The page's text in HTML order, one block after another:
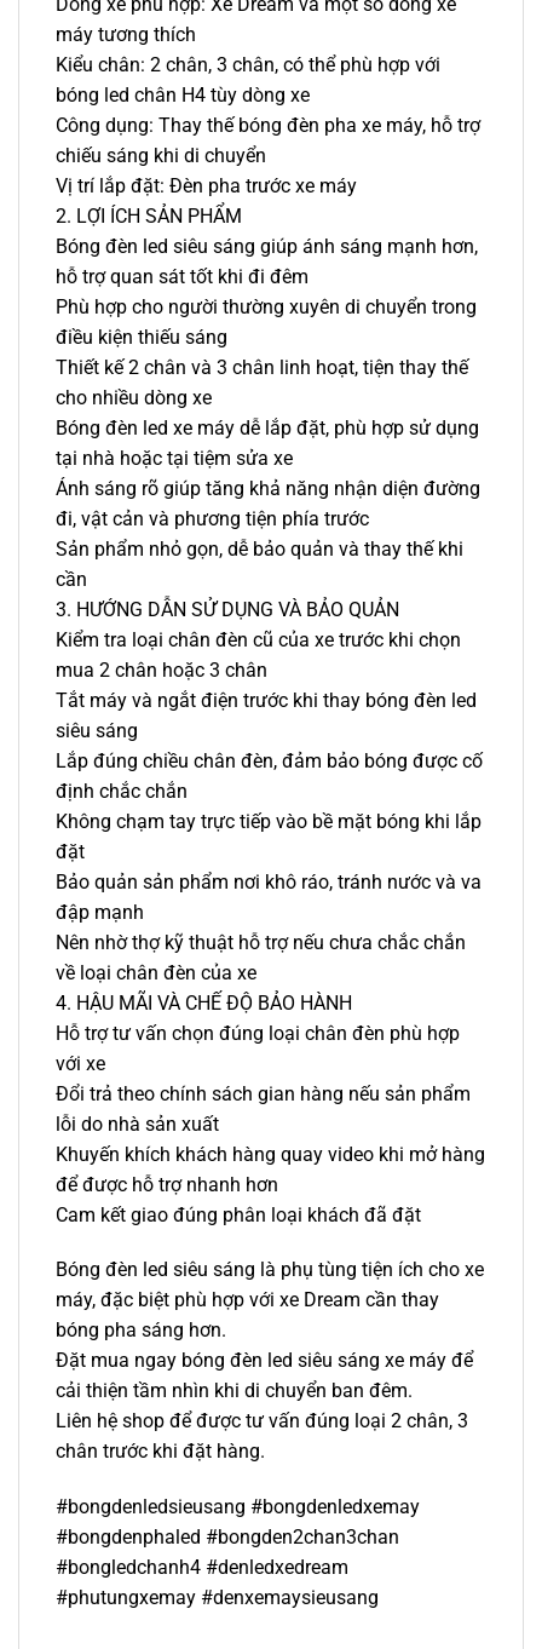
máy tương thích
Kiểu chân: 2 chân, 3 chân, có thể phù hợp với
bóng led chân H4 tùy dòng xe
Công dụng: Thay thế bóng đèn pha xe máy, hỗ trợ
chiếu sáng khi di chuyển
Vị trí lắp đặt: Đèn pha trước xe máy
2. LỢI ÍCH SẢN PHẨM
Bóng đèn led siêu sáng giúp ánh sáng mạnh hơn,
hỗ trợ quan sát tốt khi đi đêm
Phù hợp cho người thường xuyên di chuyển trong
điều kiện thiếu sáng
Thiết kế 2 chân và 3 chân linh hoạt, tiện thay thế
cho nhiều dòng xe
Bóng đèn led xe máy dễ lắp đặt, phù hợp sử dụng
tại nhà hoặc tại tiệm sửa xe
Ánh sáng rõ giúp tăng khả năng nhận diện đường
đi, vật cản và phương tiện phía trước
Sản phẩm nhỏ gọn, dễ bảo quản và thay thế khi
cần
3. HƯỚNG DẪN SỬ DỤNG VÀ BẢO QUẢN
Kiểm tra loại chân đèn cũ của xe trước khi chọn
mua 2 chân hoặc 3 chân
Tắt máy và ngắt điện trước khi thay bóng đèn led
siêu sáng
Lắp đúng chiều chân đèn, đảm bảo bóng được cố
định chắc chắn
Không chạm tay trực tiếp vào bề mặt bóng khi lắp
đặt
Bảo quản sản phẩm nơi khô ráo, tránh nước và va
đập mạnh
Nên nhờ thợ kỹ thuật hỗ trợ nếu chưa chắc chắn
về loại chân đèn của xe
4. HẬU MÃI VÀ CHẾ ĐỘ BẢO HÀNH
Hỗ trợ tư vấn chọn đúng loại chân đèn phù hợp
với xe
Đổi trả theo chính sách gian hàng nếu sản phẩm
lỗi do nhà sản xuất
Khuyến khích khách hàng quay video khi mở hàng
để được hỗ trợ nhanh hơn
Cam kết giao đúng phân loại khách đã đặt
Bóng đèn led siêu sáng là phụ tùng tiện ích cho xe
máy, đặc biệt phù hợp với xe Dream cần thay
bóng pha sáng hơn.
Đặt mua ngay bóng đèn led siêu sáng xe máy để
cải thiện tầm nhìn khi di chuyển ban đêm.
Liên hệ shop để được tư vấn đúng loại 2 chân, 3
chân trước khi đặt hàng.
#bongdenledsieusang #bongdenledxemay
#bongdenphaled #bongden2chan3chan
#bongledchanh4 #denledxedream
#phutungxemay #denxemaysieusang